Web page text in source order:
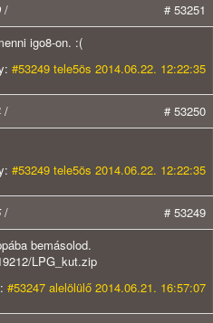
/
# 53251
igo8-on. :(
#53249 tele5ös 2014.06.22. 12:22:35
/
# 53250
#53249 tele5ös 2014.06.22. 12:22:35
/
# 53249
bemásolod.
LPG_kut.zip
#53247 alelölülő 2014.06.21. 16:57:07